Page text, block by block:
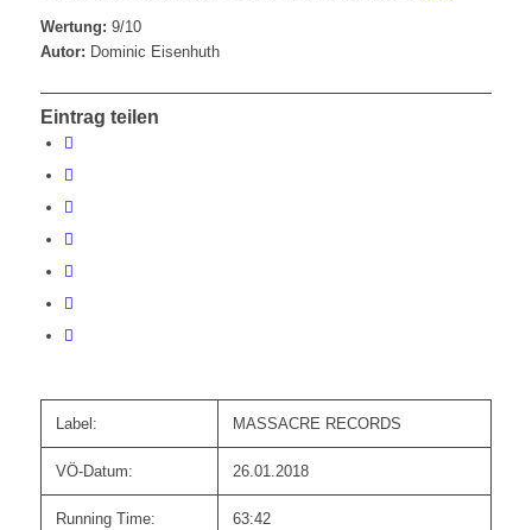
Wertung: 9/10
Autor: Dominic Eisenhuth
Eintrag teilen
Label: MASSACRE RECORDS
VÖ-Datum: 26.01.2018
Running Time: 63:42